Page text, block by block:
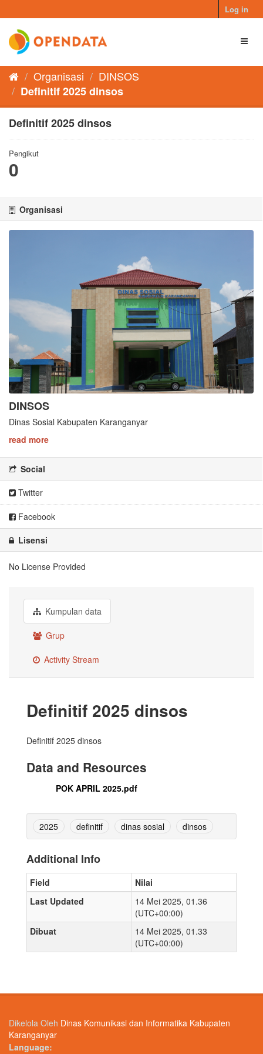
to
content
Log in
Organisasi
DINSOS
Definitif 2025 dinsos
Definitif 2025 dinsos
Pengikut
0
Organisasi
DINSOS
Dinas Sosial Kabupaten Karanganyar
read more
Social
Twitter
Facebook
Lisensi
No License Provided
Kumpulan data
Grup
Activity Stream
Definitif 2025 dinsos
Definitif 2025 dinsos
Data and Resources
POK APRIL 2025.pdf
2025 definitif dinas sosial dinsos
Additional Info
Field
Nilai
Last Updated
14 Mei 2025, 01.36
(UTC+00:00)
Dibuat
14 Mei 2025, 01.33
(UTC+00:00)
Dikelola Oleh Dinas Komunikasi dan Informatika Kabupaten
Karanganyar
Language